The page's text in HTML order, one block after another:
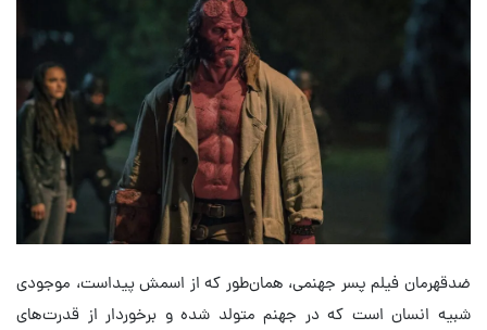
ضدقهرمان فیلم پسر جهنمی، همان‌طور که از اسمش پیداست، موجودی
شبیه انسان است که در جهنم متولد شده و برخوردار از قدرت‌های